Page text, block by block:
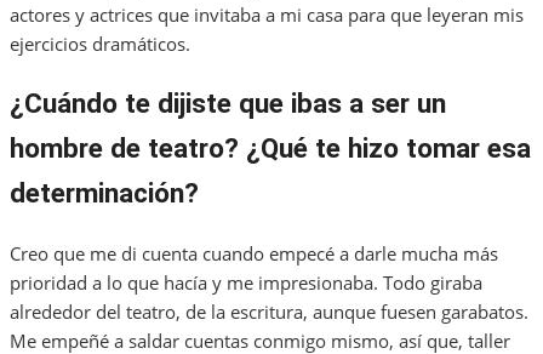
actores y actrices que invitaba a mi casa para que leyeran mis
ejercicios dramáticos.
¿Cuándo te dijiste que ibas a ser un
hombre de teatro? ¿Qué te hizo tomar esa
determinación?
Creo que me di cuenta cuando empecé a darle mucha más
prioridad a lo que hacía y me impresionaba. Todo giraba
alrededor del teatro, de la escritura, aunque fuesen garabatos.
Me empeñé a saldar cuentas conmigo mismo, así que, taller